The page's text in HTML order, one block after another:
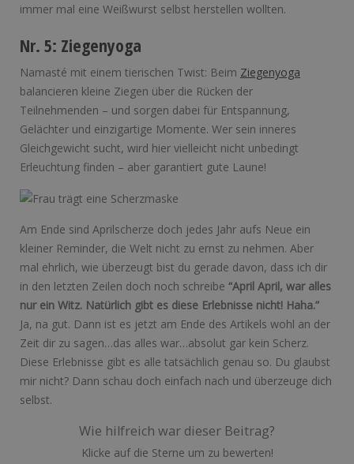
immer mal eine Weißwurst selbst herstellen wollten.
Nr. 5: Ziegenyoga
Namasté mit einem tierischen Twist: Beim Ziegenyoga
balancieren kleine Ziegen über die Rücken der
Teilnehmenden – und sorgen dabei für Entspannung,
Gelächter und einzigartige Momente. Wer sein inneres
Gleichgewicht sucht, wird hier vielleicht nicht unbedingt
Erleuchtung finden – aber garantiert gute Laune!
Am Ende sind Aprilscherze doch jedes Jahr aufs Neue ein
kleiner Reminder, die Welt nicht zu ernst zu nehmen. Aber
mal ehrlich, wie überzeugt bist du gerade davon, dass ich dir
in den letzten Zeilen doch noch schreibe “April April, war alles
nur ein Witz. Natürlich gibt es diese Erlebnisse nicht! Haha.”
Ja, na gut. Dann ist es jetzt am Ende des Artikels wohl an der
Zeit dir zu sagen…das alles war…absolut gar kein Scherz.
Diese Erlebnisse gibt es alle tatsächlich genau so. Du glaubst
mir nicht? Dann schau doch einfach nach und überzeuge dich
selbst.
Wie hilfreich war dieser Beitrag?
Klicke auf die Sterne um zu bewerten!